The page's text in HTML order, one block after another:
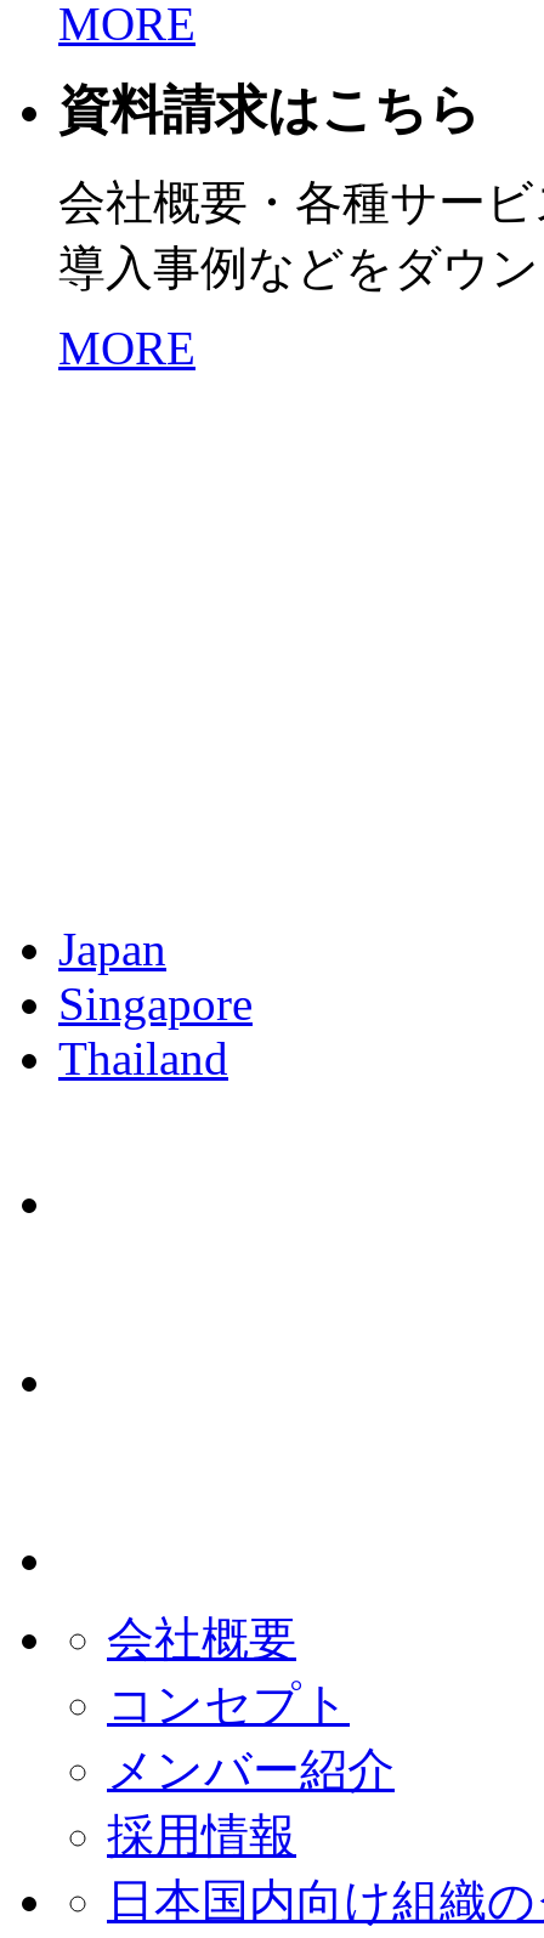
MORE
資料請求はこちら
会社概要・各種サー
導入事例などをダウ
MORE
Japan
Singapore
Thailand
会社概要
コンセプト
メンバー紹介
採用情報
日本国内向け組織